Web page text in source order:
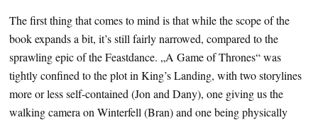
The first thing that comes to mind is that while the scope of the
book expands a bit, it’s still fairly narrowed, compared to the
sprawling epic of the Feastdance. „A Game of Thrones“ was
tightly confined to the plot in King’s Landing, with two storylines
more or less self-contained (Jon and Dany), one giving us the
walking camera on Winterfell (Bran) and one being physically